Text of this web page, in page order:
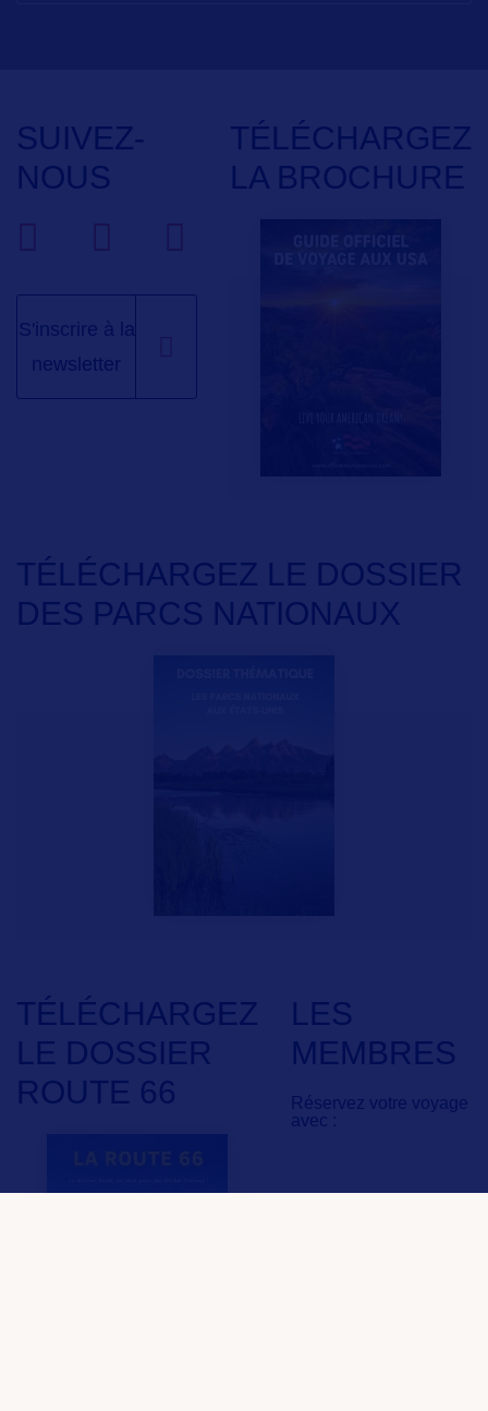
LES
MEMBRES
Réservez votre voyage
avec :
SUIVEZ-
NOUS
S'inscrire à la
newsletter
TÉLÉCHARGEZ
LA BROCHURE
TÉLÉCHARGEZ LE DOSSIER
DES PARCS NATIONAUX
TÉLÉCHARGEZ
LE DOSSIER
ROUTE 66